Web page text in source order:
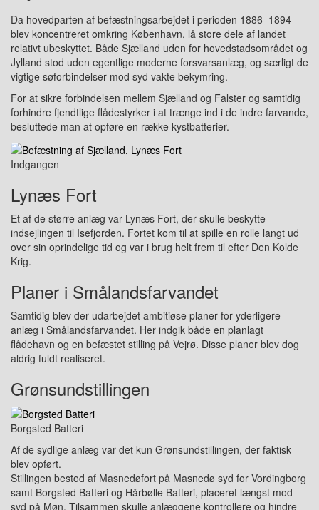
Da hovedparten af befæstningsarbejdet i perioden 1886–1894
blev koncentreret omkring København, lå store dele af landet
relativt ubeskyttet. Både Sjælland uden for hovedstadsområdet og
Jylland stod uden egentlige moderne forsvarsanlæg, og særligt de
vigtige søforbindelser mod syd vakte bekymring.
For at sikre forbindelsen mellem Sjælland og Falster og samtidig
forhindre fjendtlige flådestyrker i at trænge ind i de indre farvande,
besluttede man at opføre en række kystbatterier.
Indgangen
Lynæs Fort
Et af de større anlæg var Lynæs Fort, der skulle beskytte
indsejlingen til Isefjorden. Fortet kom til at spille en rolle langt ud
over sin oprindelige tid og var i brug helt frem til efter Den Kolde
Krig.
Planer i Smålandsfarvandet
Samtidig blev der udarbejdet ambitiøse planer for yderligere
anlæg i Smålandsfarvandet. Her indgik både en planlagt
flådehavn og en befæstet stilling på Vejrø. Disse planer blev dog
aldrig fuldt realiseret.
Grønsundstillingen
Borgsted Batteri
Af de sydlige anlæg var det kun Grønsundstillingen, der faktisk
blev opført.
Stillingen bestod af Masnedøfort på Masnedø syd for Vordingborg
samt Borgsted Batteri og Hårbølle Batteri, placeret længst mod
syd på Møn. Tilsammen skulle anlæggene kontrollere og hindre